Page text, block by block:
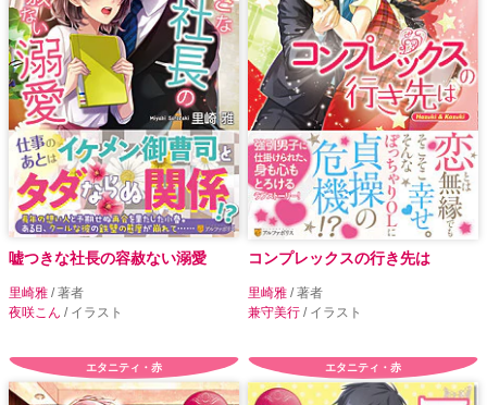
嘘つきな社長の容赦ない溺愛
里崎雅 / 著者
夜咲こん / イラスト
コンプレックスの行き先は
里崎雅 / 著者
兼守美行 / イラスト
エタニティ・赤 エタニティ・赤